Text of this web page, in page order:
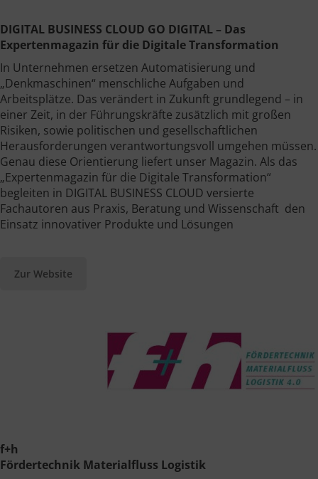
DIGITAL BUSINESS CLOUD GO DIGITAL – Das
Expertenmagazin für die Digitale Transformation
In Unternehmen ersetzen Automatisierung und
„Denkmaschinen“ menschliche Aufgaben und
Arbeitsplätze. Das verändert in Zukunft grundlegend – in
einer Zeit, in der Führungskräfte zusätzlich mit großen
Risiken, sowie politischen und gesellschaftlichen
Herausforderungen verantwortungsvoll umgehen müssen.
Genau diese Orientierung liefert unser Magazin. Als das
„Expertenmagazin für die Digitale Transformation“
begleiten in DIGITAL BUSINESS CLOUD versierte
Fachautoren aus Praxis, Beratung und Wissenschaft den
Einsatz innovativer Produkte und Lösungen
Zur Website
f+h
Fördertechnik Materialfluss Logistik